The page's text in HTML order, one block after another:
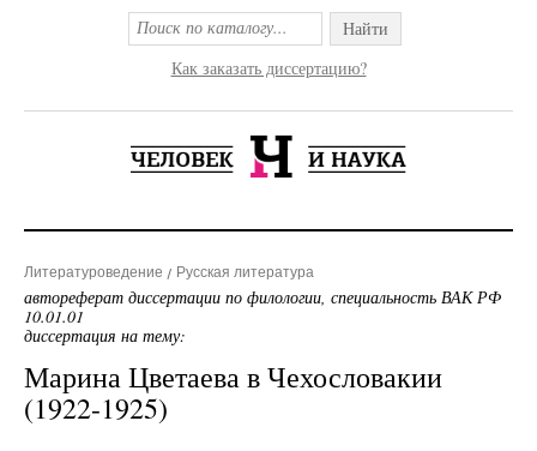
Найти
Как заказать диссертацию?
Литературоведение Русская литература
автореферат диссертации по филологии, специальность ВАК РФ
10.01.01
диссертация на тему:
Марина Цветаева в Чехословакии
(1922-1925)